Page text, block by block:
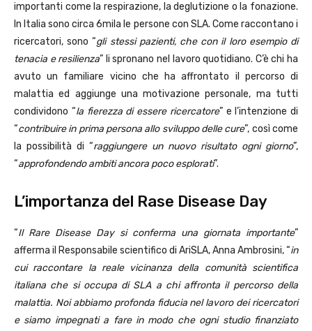
importanti come la respirazione, la deglutizione o la fonazione.
In Italia sono circa 6mila le persone con SLA. Come raccontano i
ricercatori, sono “gli stessi pazienti, che con il loro esempio di
tenacia e resilienza” li spronano nel lavoro quotidiano. C’è chi ha
avuto un familiare vicino che ha affrontato il percorso di
malattia ed aggiunge una motivazione personale, ma tutti
condividono “la fierezza di essere ricercatore” e l’intenzione di
“contribuire in prima persona allo sviluppo delle cure”, così come
la possibilità di “raggiungere un nuovo risultato ogni giorno”,
“approfondendo ambiti ancora poco esplorati”.
L’importanza del Rase Disease Day
“Il Rare Disease Day si conferma una giornata importante”
afferma il Responsabile scientifico di AriSLA, Anna Ambrosini, “in
cui raccontare la reale vicinanza della comunità scientifica
italiana che si occupa di SLA a chi affronta il percorso della
malattia. Noi abbiamo profonda fiducia nel lavoro dei ricercatori
e siamo impegnati a fare in modo che ogni studio finanziato